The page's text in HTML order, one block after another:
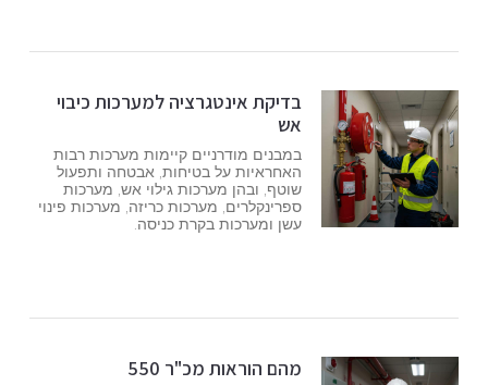
בדיקת אינטגרציה למערכות כיבוי
אש
במבנים מודרניים קיימות מערכות רבות
האחראיות על בטיחות, אבטחה ותפעול
שוטף, ובהן מערכות גילוי אש, מערכות
ספרינקלרים, מערכות כריזה, מערכות פינוי
עשן ומערכות בקרת כניסה.
מהם הוראות מכ"ר 550